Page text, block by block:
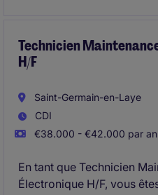
Technicien
H/F
Saint-Germain-en-Laye
CDI
€38.000 - €42.000 par an
En tant que Technicien
Électronique H/F, vous